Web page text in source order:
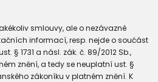
smlouvy, ale o nezávazné
informací, resp. nejde o součást
§ 1731 a násl. zák. č. 89/2012 Sb.,
znění, a tedy se neuplatní ust. §
zákoníku v platném znění. K